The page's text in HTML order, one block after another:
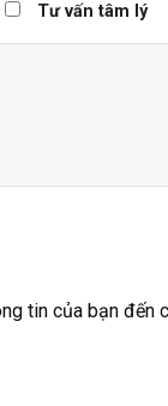
Tư vấn tâm lý
tin của bạn đến